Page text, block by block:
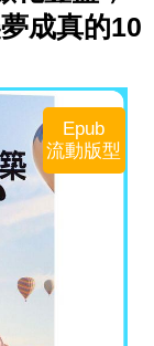
成真的10
Epub
流動版型